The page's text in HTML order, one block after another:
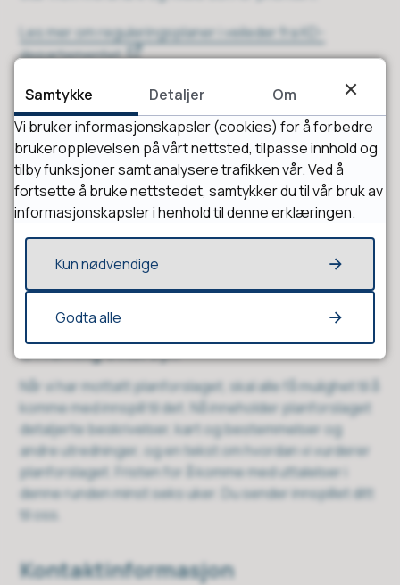
Les mer om reguleringsplaner i veileder fra KD-
departementet
Når kan du påvirke
reguleringsplanen?
Varsel om oppstart
Når noen skal lage en reguleringsplan, må de varsle om
oppstart av planarbeidet til naboer og andre som blir
berørt av planen. Du skal sende uttalelsen din direkte til
Offentlig ettersyn
Når vi har mottatt planforslaget, skal alle få mulighet til å
komme med innspill til det. Nå inneholder planforslaget
detaljerte beskrivelser, kart og bestemmelser og
andre utredninger, og en tekst om hvordan vi vurderer
planforslaget. Fristen for å komme med uttalelser i
denne runden minst seks uker. Du sender innspillet ditt
til oss.
Kontaktinformasjon
Samtykke Detaljer
Om
Vi bruker informasjonskapsler (cookies) for å forbedre
brukeropplevelsen på vårt nettsted, tilpasse innhold og
tilby funksjoner samt analysere trafikken vår. Ved å
fortsette å bruke nettstedet, samtykker du til vår bruk av
informasjonskapsler i henhold til denne erklæringen.
Kun nødvendige
Godta alle